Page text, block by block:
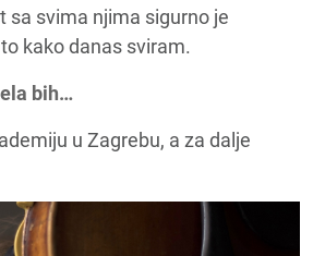
sa svima njima sigurno je
kako danas sviram.
bih…
u Zagrebu, a za dalje